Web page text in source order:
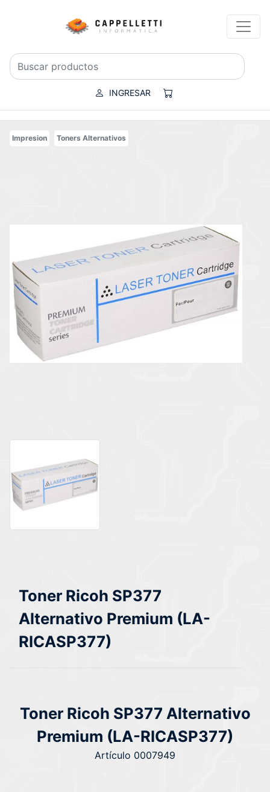
INGRESAR
Impresion Toners Alternativos
Toner Ricoh SP377
Alternativo Premium (LA-
RICASP377)
Toner Ricoh SP377 Alternativo
Premium (LA-RICASP377)
Artículo 0007949